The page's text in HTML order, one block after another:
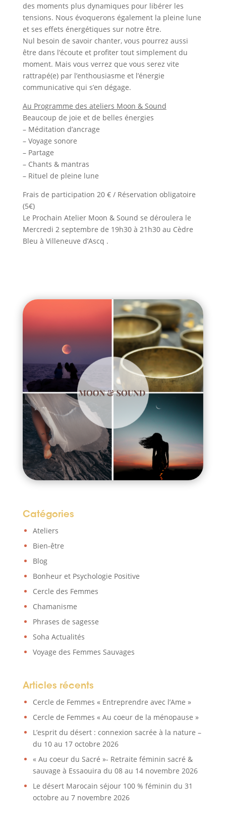
des moments plus dynamiques pour libérer les
tensions. Nous évoquerons également la pleine lune
et ses effets énergétiques sur notre être.
Nul besoin de savoir chanter, vous pourrez aussi
être dans l’écoute et profiter tout simplement du
moment. Mais vous verrez que vous serez vite
rattrapé(e) par l’enthousiasme et l’énergie
communicative qui s’en dégage.
Au Programme des ateliers Moon & Sound
Beaucoup de joie et de belles énergies
– Méditation d’ancrage
– Voyage sonore
– Partage
– Chants & mantras
– Rituel de pleine lune
Frais de participation 20 € / Réservation obligatoire
(5€)
Le Prochain Atelier Moon & Sound se déroulera le
Mercredi 2 septembre de 19h30 à 21h30 au Cèdre
Bleu à Villeneuve d’Ascq .
Catégories
Ateliers
Bien-être
Blog
Bonheur et Psychologie Positive
Cercle des Femmes
Chamanisme
Phrases de sagesse
Soha Actualités
Voyage des Femmes Sauvages
Articles récents
Cercle de Femmes « Entreprendre avec l’Ame »
Cercle de Femmes « Au coeur de la ménopause »
L’esprit du désert : connexion sacrée à la nature –
du 10 au 17 octobre 2026
« Au coeur du Sacré »- Retraite féminin sacré &
sauvage à Essaouira du 08 au 14 novembre 2026
Le désert Marocain séjour 100 % féminin du 31
octobre au 7 novembre 2026